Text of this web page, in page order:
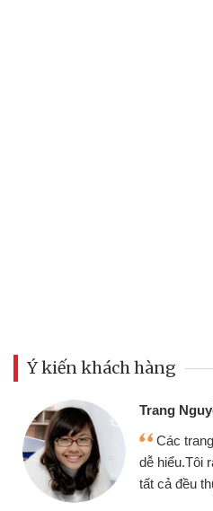
Ý kiến khách hàng
Trang
Các
dễ hiểu.Tôi
tất cả đều